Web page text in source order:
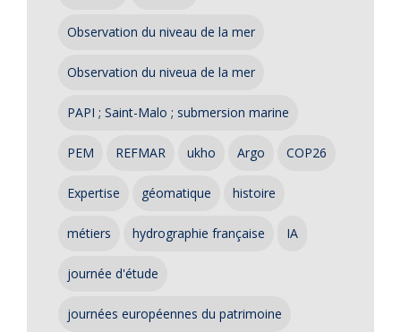
Observation du niveau de la mer
Observation du niveua de la mer
PAPI ; Saint-Malo ; submersion marine
PEM REFMAR ukho Argo COP26
Expertise géomatique histoire
métiers hydrographie française IA
journée d'étude
journées européennes du patrimoine